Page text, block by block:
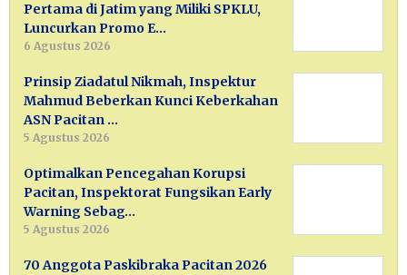
Pertama di Jatim yang Miliki SPKLU,
Luncurkan Promo E…
6 Agustus 2026
Prinsip Ziadatul Nikmah, Inspektur
Mahmud Beberkan Kunci Keberkahan
ASN Pacitan …
5 Agustus 2026
Optimalkan Pencegahan Korupsi
Pacitan, Inspektorat Fungsikan Early
Warning Sebag…
5 Agustus 2026
70 Anggota Paskibraka Pacitan 2026